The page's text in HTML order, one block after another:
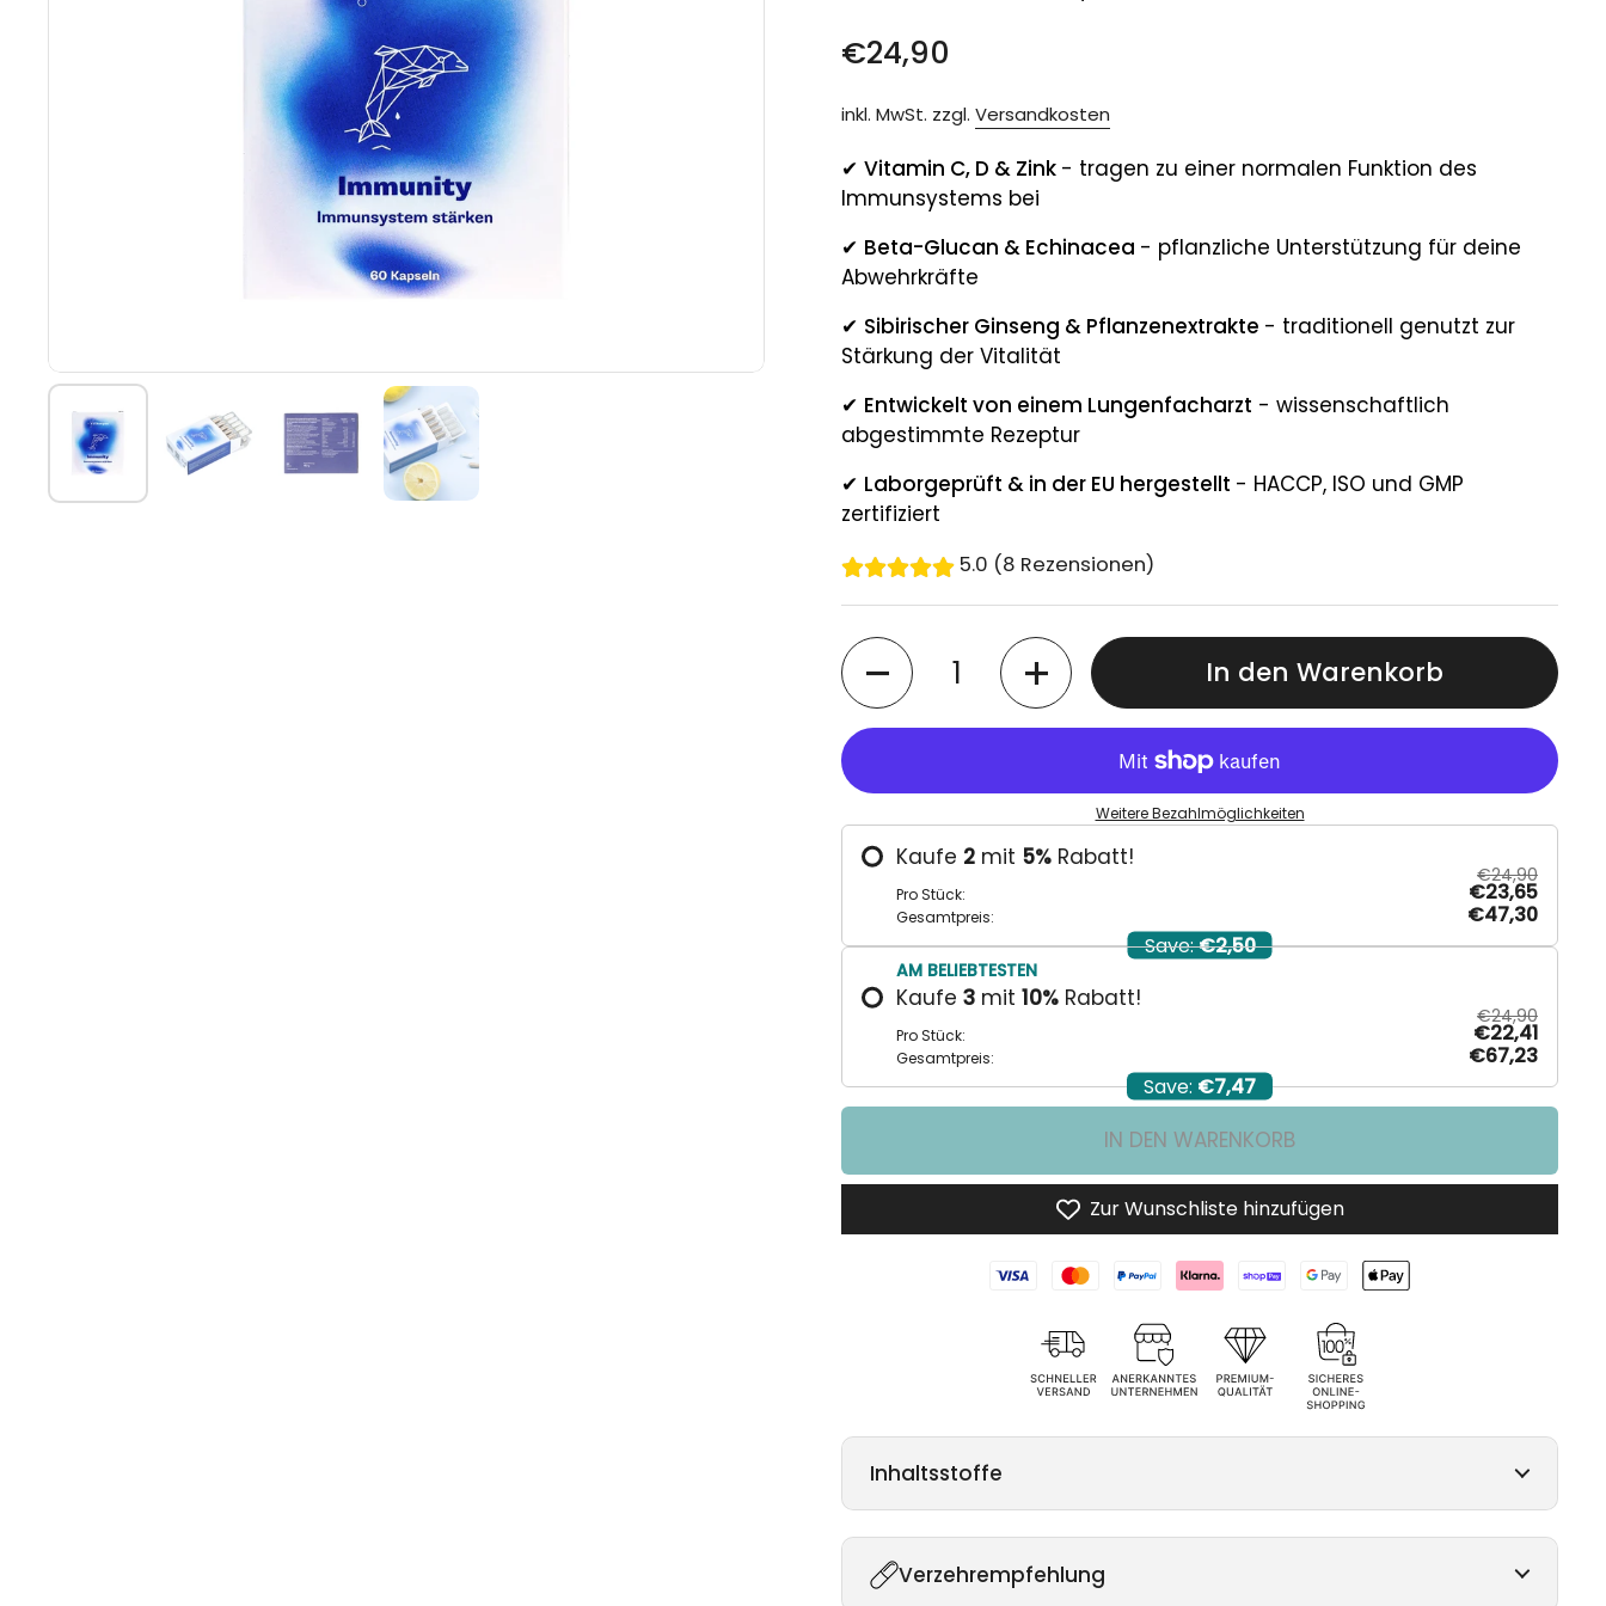
Zeige Folie 1 Zeige Folie 3Zeige Folie 4
Preis:
€24,90
inkl. MwSt. zzgl. Versandkosten
✔ Vitamin C, D & Zink - tragen zu einer normalen Funktion des
Immunsystems bei
✔ Beta-Glucan & Echinacea - pflanzliche Unterstützung für deine
Abwehrkräfte
✔ Sibirischer Ginseng & Pflanzenextrakte - traditionell genutzt zur
Stärkung der Vitalität
✔ Entwickelt von einem Lungenfacharzt - wissenschaftlich
abgestimmte Rezeptur
✔ Laborgeprüft & in der EU hergestellt - HACCP, ISO und GMP
zertifiziert
5.0 (8 Rezensionen)
Anzahl
In den Warenkorb
Weitere Bezahlmöglichkeiten
Kaufe 2 mit 5% Rabatt!
Pro Stück:
€24,90
€23,65
Gesamtpreis:
€47,30
Save:€2,50
AM BELIEBTESTEN
Kaufe 3 mit 10% Rabatt!
Pro Stück:
€24,90
€22,41
Gesamtpreis:
€67,23
Save: €7,47
IN DEN WARENKORB
Zur Wunschliste hinzufügen
Inhaltsstoffe
Verzehrempfehlung